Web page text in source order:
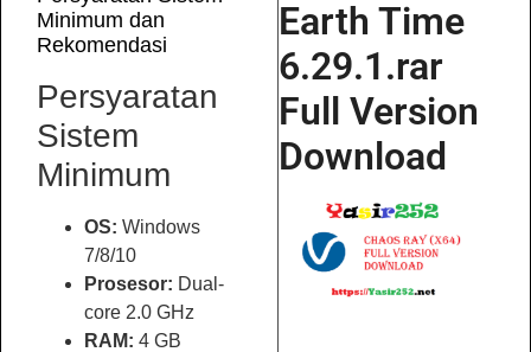
Minimum dan
Rekomendasi
Persyaratan
Sistem
Minimum
OS: Windows
7/8/10
Prosesor: Dual-
core 2.0 GHz
RAM: 4 GB
Earth Time
6.29.1.rar
Full Version
Download